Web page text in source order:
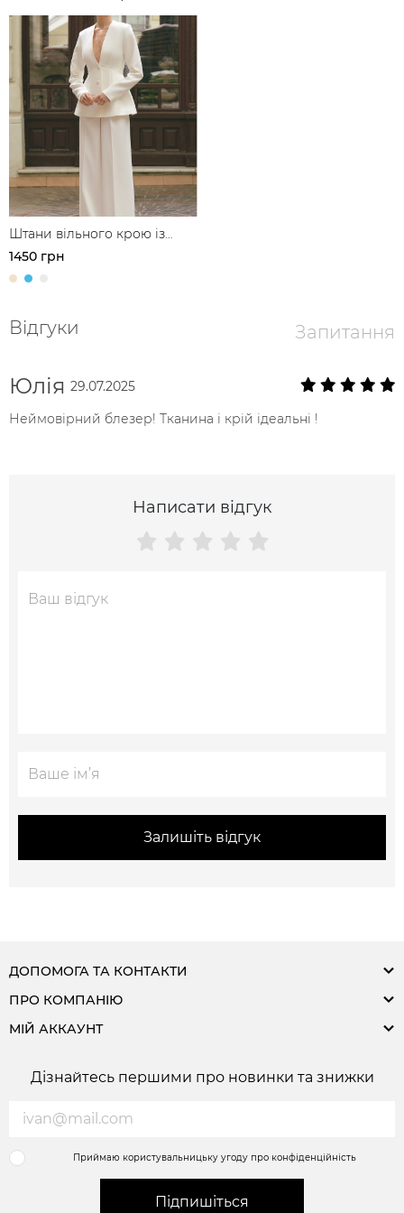
Штани вільного крою із
защипами
1450 грн
Відгуки Запитання
Юлія 29.07.2025
Неймовірний блезер! Тканина і крій ідеальні !
Написати відгук
Залишіть відгук
ДОПОМОГА ТА КОНТАКТИ
ПРО КОМПАНІЮ
МІЙ АККАУНТ
Дізнайтесь першими про новинки та знижки
Приймаю користувальницьку угоду про конфіденційність
Підпишіться